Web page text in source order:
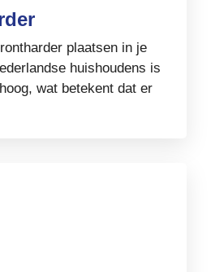
plaatsen in je
huishoudens is
wat betekent dat er